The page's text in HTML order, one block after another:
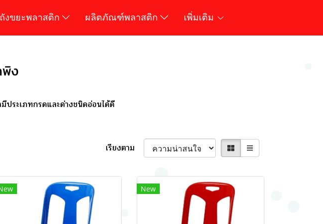
ถังขยะพลาสติก ผลิตภัณฑ์พลาสติก เพิ่มเติม
พิง
ประเภทกรดและด่างชนิดอ่อนได้ดี
เรียงตาม
New